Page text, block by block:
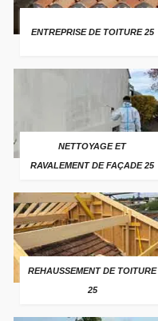
ENTREPRISE DE TOITURE 25
NETTOYAGE ET
RAVALEMENT DE FAÇADE 25
REHAUSSEMENT DE TOITURE
25